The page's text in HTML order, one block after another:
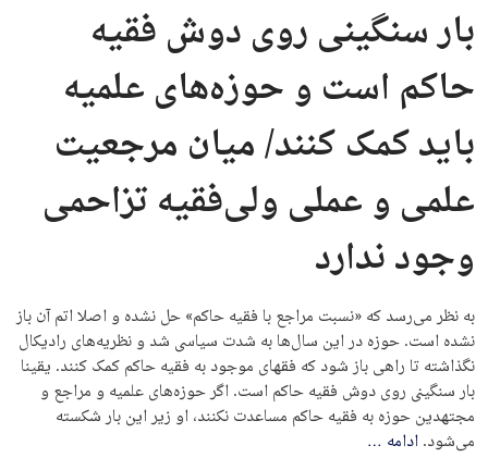
بار سنگینی روی دوش فقیه
حاکم است و حوزه‌های علمیه
باید کمک کنند/ میان مرجعیت
علمی و عملی ولی‌فقیه تزاحمی
وجود ندارد
به نظر می‌رسد که «نسبت مراجع با فقیه حاکم» حل نشده و اصلا اتم آن باز
نشده است. حوزه در این سال‌ها به شدت سیاسی شد و نظریه‌های رادیکال
نگذاشته تا راهی باز شود که فقهای موجود به فقیه حاکم کمک کنند. یقینا
بار سنگینی روی دوش فقیه حاکم است. اگر حوزه‌های علمیه و مراجع و
مجتهدین حوزه به فقیه حاکم مساعدت نکنند، او زیر این بار شکسته
می‌شود.ادامه …